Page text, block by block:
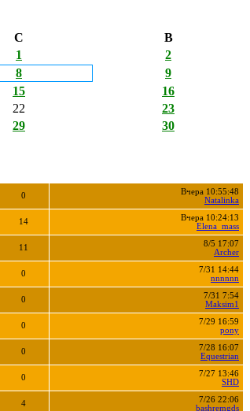
С
В
1
2
8
9
15
16
22
23
29
30
0
Вчера 10:55:48
Natalinka
14
Вчера 10:24:13
Elena_mass
11
8/5 17:07
Archer
0
7/31 14:44
nnnnnn
0
7/31 7:54
Maksim1
0
7/29 16:59
pony
0
7/28 16:07
Equestrian
0
7/27 13:46
SHD
4
7/26 22:06
bashremgds